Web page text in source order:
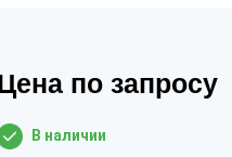
по запросу
В наличии